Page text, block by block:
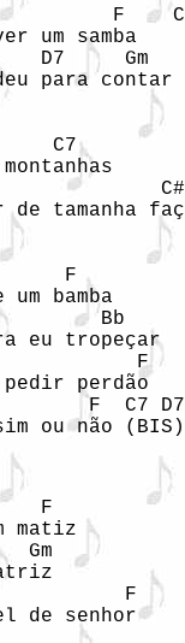
F
um samba
D7     Gm
para contar
C7
tamanha
F
bamba
Bb
eu tropeçar
F
perdão
F  C7 D7
ou não (BIS)
F
matiz
Gm
F
de senhor